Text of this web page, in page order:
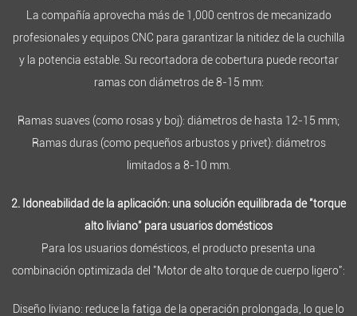
La compañía aprovecha más de 1,000 centros de mecanizado
profesionales y equipos CNC para garantizar la nitidez de la cuchilla
y la potencia estable. Su recortadora de cobertura puede recortar
ramas con diámetros de 8-15 mm:
Ramas suaves (como rosas y boj): diámetros de hasta 12-15 mm;
Ramas duras (como pequeños arbustos y privet): diámetros
limitados a 8-10 mm.
2. Idoneabilidad de la aplicación: una solución equilibrada de "torque
alto liviano" para usuarios domésticos
Para los usuarios domésticos, el producto presenta una
combinación optimizada del "Motor de alto torque de cuerpo ligero":
Diseño liviano: reduce la fatiga de la operación prolongada, lo que lo